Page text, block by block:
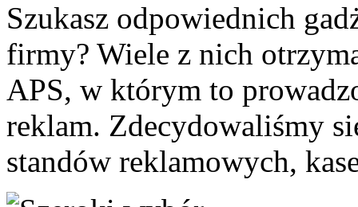
Szukasz odpowiednich
firmy? Wiele z nich
APS, w którym to
reklam. Zdecydowaliśmy
standów reklamowych,